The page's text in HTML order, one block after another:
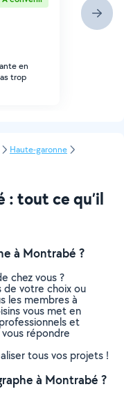
en
trop
Haute-garonne
: tout ce qu’il
à Montrabé ?
chez vous ?
votre choix ou
les membres à
vous met en
et
répondre
tous vos projets !
à Montrabé ?